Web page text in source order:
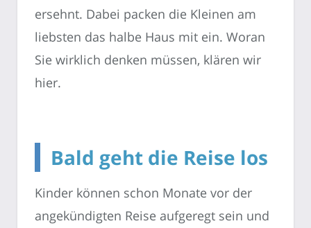
ersehnt. Dabei packen die Kleinen am
liebsten das halbe Haus mit ein. Woran
Sie wirklich denken müssen, klären wir
hier.
Bald geht die Reise los
Kinder können schon Monate vor der
angekündigten Reise aufgeregt sein und